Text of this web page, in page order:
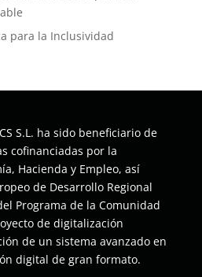
para la Inclusividad
S.L. ha sido beneficiario de
cofinanciadas por la
Hacienda y Empleo, así
de Desarrollo Regional
Programa de la Comunidad
de digitalización
de un sistema avanzado en
digital de gran formato.